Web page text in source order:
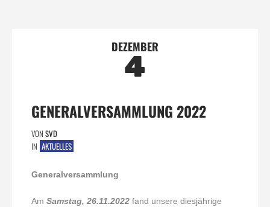
DEZEMBER
4
GENERALVERSAMMLUNG 2022
VON SVD
IN AKTUELLES
Generalversammlung
Am Samstag, 26.11.2022 fand unsere diesjährige